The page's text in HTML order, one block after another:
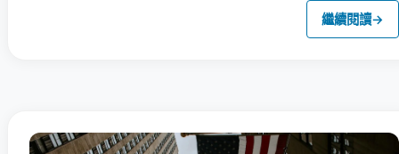
繼續閱讀→